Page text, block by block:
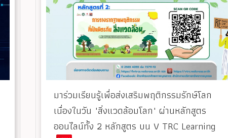
มาร่วมเรียนรู้เพื่อส่งเสริมพฤติกรรมรักษ์โลก
เนื่องในวัน "สิ่งแวดล้อมโลก" ผ่านหลักสูตร
ออนไลน์ทั้ง 2 หลักสูตร บน V TRC Learning